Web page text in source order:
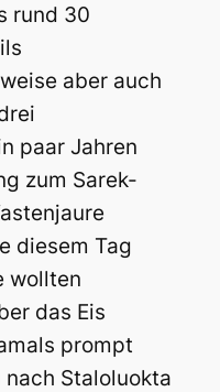
rund 30
aber auch
paar Jahren
zum Sarek-
diesem Tag
wollten
das Eis
prompt
Staloluokta